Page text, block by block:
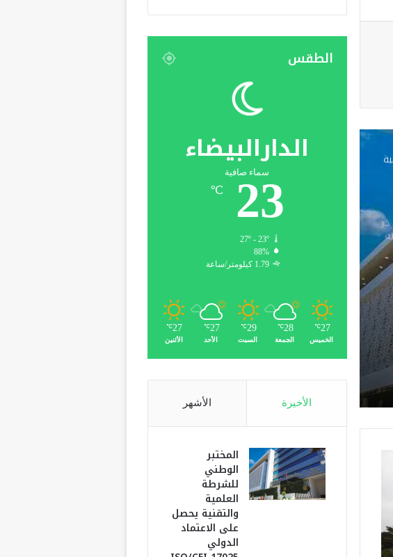
الطقس
الدارالبيضاء
سماء صافية
23
℃
27º - 23º
88%
1.79 كيلومتر/ساعة
27
℃
الخميس
28
℃
الجمعة
29
℃
السبت
27
℃
الأحد
27
℃
الأثنين
الأخيرة الأشهر
المختبر
الوطني
للشرطة
العلمية
والتقنية يحصل
على الاعتماد
الدولي